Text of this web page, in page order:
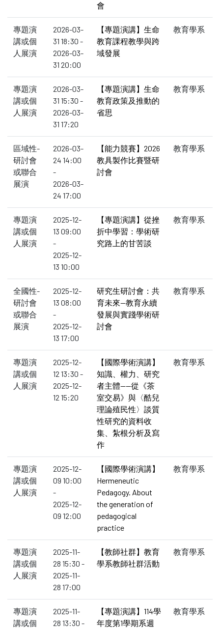
會
專題演
講或個
人展演
2026-03-
31 18:30 -
2026-03-
31 20:00
【專題演講】生命
教育課程教學與跨
域發展
教育學系
專題演
講或個
人展演
2026-03-
31 15:30 -
2026-03-
31 17:20
【專題演講】生命
教育政策及推動的
省思
教育學系
區域性-
研討會
或聯合
展演
2026-03-
24 14:00
-
2026-03-
24 17:00
【能力競賽】2026
教具製作比賽暨研
討會
教育學系
專題演
講或個
人展演
2025-12-
13 09:00
-
2025-12-
13 10:00
【專題演講】從挫
折中學習：學術研
究路上的甘苦談
教育學系
全國性-
研討會
或聯合
展演
2025-12-
13 08:00
-
2025-12-
13 17:00
研究生研討會：共
育未來—教育永續
發展與實踐學術研
討會
教育學系
專題演
講或個
人展演
2025-12-
12 13:30 -
2025-12-
12 15:20
【國際學術演講】
知識、權力、研究
者主體——從《茶
室交易》與〈酷兒
理論殖民性〉談質
性研究的資料收
集、紮根分析及寫
作
教育學系
專題演
講或個
人展演
2025-12-
09 10:00
-
2025-12-
09 12:00
【國際學術演講】
Hermeneutic
Pedagogy. About
the generation of
pedagogical
practice
教育學系
專題演
講或個
人展演
2025-11-
28 15:30 -
2025-11-
28 17:00
【教師社群】教育
學系教師社群活動
教育學系
專題演
講或個
2025-11-
28 13:30 -
【專題演講】114學
年度第1學期系週
教育學系